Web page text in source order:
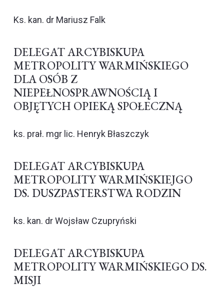
Ks. kan. dr Mariusz Falk
DELEGAT ARCYBISKUPA
METROPOLITY WARMIŃSKIEGO
DLA OSÓB Z
NIEPEŁNOSPRAWNOŚCIĄ I
OBJĘTYCH OPIEKĄ SPOŁECZNĄ
ks. prał. mgr lic. Henryk Błaszczyk
DELEGAT ARCYBISKUPA
METROPOLITY WARMIŃSKIEJGO
DS. DUSZPASTERSTWA RODZIN
ks. kan. dr Wojsław Czupryński
DELEGAT ARCYBISKUPA
METROPOLITY WARMIŃSKIEGO DS.
MISJI